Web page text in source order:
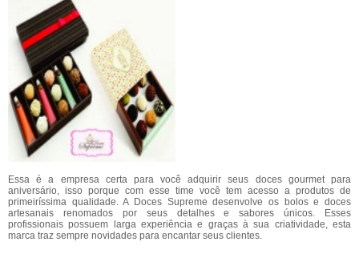
Essa é a empresa certa para você adquirir seus doces gourmet para
aniversário, isso porque com esse time você tem acesso a produtos de
primeiríssima qualidade. A Doces Supreme desenvolve os bolos e doces
artesanais renomados por seus detalhes e sabores únicos. Esses
profissionais possuem larga experiência e graças à sua criatividade, esta
marca traz sempre novidades para encantar seus clientes.